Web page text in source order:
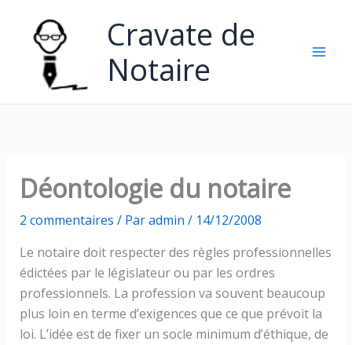
contenu
Cravate de
Notaire
Déontologie du notaire
2 commentaires / Paradmin / 14/12/2008
Le notaire doit respecter des règles professionnelles
édictées par le législateur ou par les ordres
professionnels. La profession va souvent beaucoup
plus loin en terme d’exigences que ce que prévoit la
loi. L’idée est de fixer un socle minimum d’éthique, de